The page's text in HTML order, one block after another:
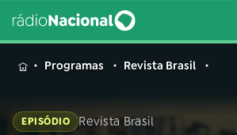
MENUProgramas Revista Brasil
EPISÓDIO Revista Brasil